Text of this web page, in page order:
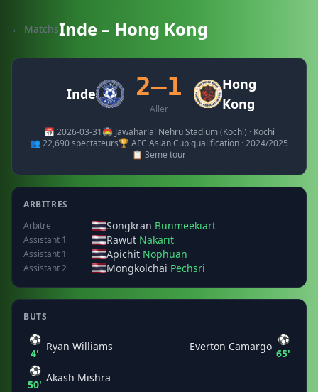
← MatchsInde – Hong Kong
Inde 2–1
Aller
Hong
Kong
📅 2026-03-31🏟️ Jawaharlal Nehru Stadium (Kochi) · Kochi
👥 22,690 spectateurs🏆 AFC Asian Cup qualification · 2024/2025
📋 3eme tour
ARBITRES
Arbitre
Songkran Bunmeekiart
Assistant 1 Rawut Nakarit
Assistant 1 Apichit Nophuan
Assistant 2 Mongkolchai Pechsri
BUTS
⚽
4'
Ryan Williams
⚽
50'
Akash Mishra
Everton Camargo
⚽
65'